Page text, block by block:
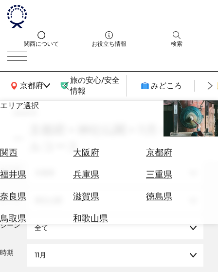
関西について お役立ち情報 検索
京都府
関西広域MAP
旅の安心/安全
情報
みどころ
エリア選択
関西 大阪府
京都府
福井県
兵庫県
三重県
奈良県
滋賀県
徳島県
鳥取県
和歌山県
エ
券
テ
を
search
京都府 × 神社仏閣 × 11月 × モデ
ルコース
エリア
テーマ
シーン 全て
時期 11月